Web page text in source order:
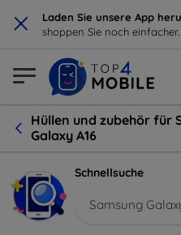
× Laden Sie unsere App
shoppen Sie noch einfacher.
Hüllen und zubehör für
Galaxy A16
Schnellsuche
Samsung